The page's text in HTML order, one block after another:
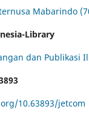
Mabarindo
Library
dan Publikasi
10.63893/jetcom